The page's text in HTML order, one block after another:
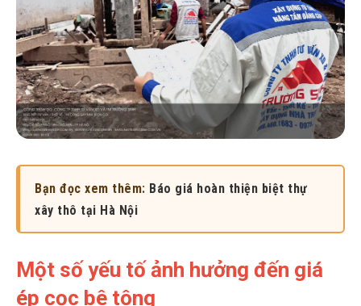
Bạn đọc xem thêm: Báo giá hoàn thiện biệt thự
xây thô tại Hà Nội
Một số yếu tố ảnh hưởng đến giá
ép cọc bê tông